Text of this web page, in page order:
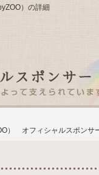
）の詳細
） オフィシャルスポンサ